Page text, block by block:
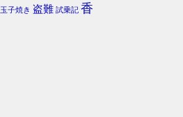
玉子焼き 盗難 試乗記 香